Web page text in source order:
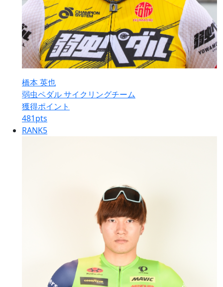
橋本 英也
弱虫ペダル サイクリングチーム
獲得ポイント
481pts
RANK5